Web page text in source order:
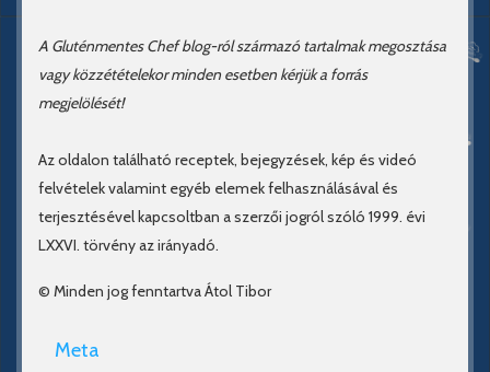
A Gluténmentes Chef blog-ról származó tartalmak megosztása
vagy közzétételekor minden esetben kérjük a forrás
megjelölését!
Az oldalon található receptek, bejegyzések, kép és videó
felvételek valamint egyéb elemek felhasználásával és
terjesztésével kapcsoltban a szerzői jogról szóló 1999. évi
LXXVI. törvény az irányadó.
© Minden jog fenntartva Átol Tibor
Meta